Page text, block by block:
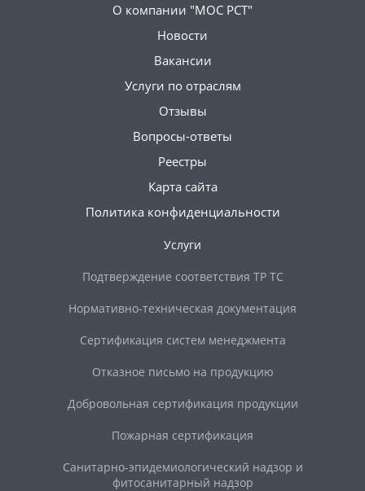
О компании "МОС РСТ"
Новости
Вакансии
Услуги по отраслям
Отзывы
Вопросы-ответы
Реестры
Карта сайта
Политика конфиденциальности
Услуги
Подтверждение соответствия ТР ТС
Нормативно-техническая документация
Сертификация систем менеджмента
Отказное письмо на продукцию
Добровольная сертификация продукции
Пожарная сертификация
Санитарно-эпидемиологический надзор и
фитосанитарный надзор